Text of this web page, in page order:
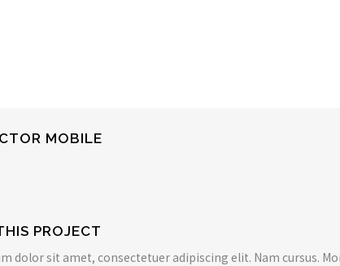
MOBILE
PROJECT
dolor sit amet, consectetuer adipiscing elit. Nam cursus.